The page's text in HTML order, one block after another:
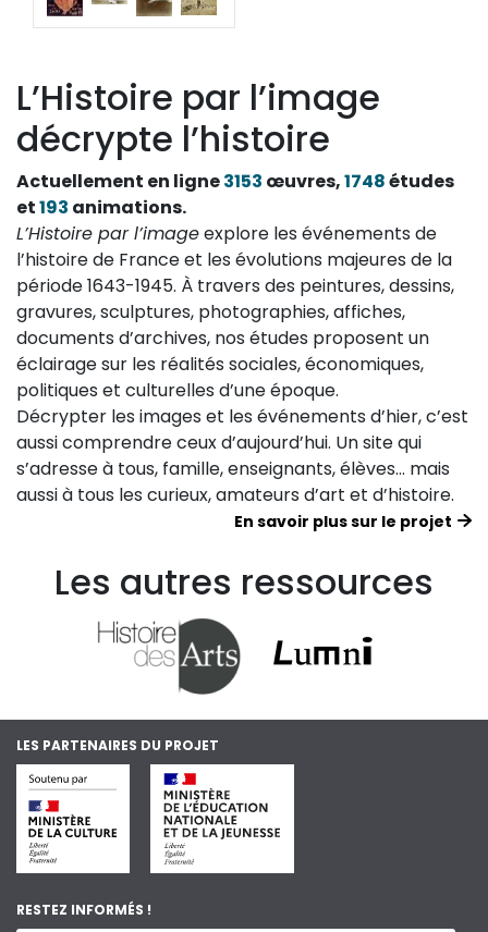
L’Histoire par l’image
décrypte l’histoire
Actuellement en ligne3153 œuvres,1748études
et193 animations.
L’Histoire par l’imageexplore les événements de
l’histoire de France et les évolutions majeures de la
période 1643-1945. À travers des peintures, dessins,
gravures, sculptures, photographies, affiches,
documents d’archives, nos études proposent un
éclairage sur les réalités sociales, économiques,
politiques et culturelles d’une époque.
Décrypter les images et les événements d’hier, c’est
aussi comprendre ceux d’aujourd’hui. Un site qui
s’adresse à tous, famille, enseignants, élèves… mais
aussi à tous les curieux, amateurs d’art et d’histoire.
En savoir plus sur le projet
Les autres ressources
LES PARTENAIRES DU PROJET
RESTEZ INFORMÉS !